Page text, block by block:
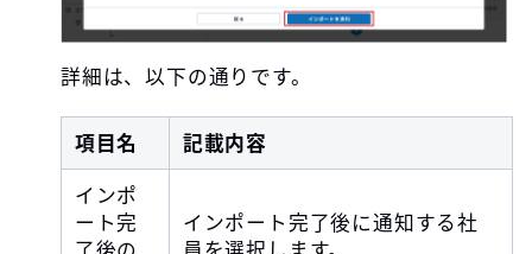
詳細は、以下の通りです。
項目名
記載内容
インポ
ート完
インポート完了後に通知する社